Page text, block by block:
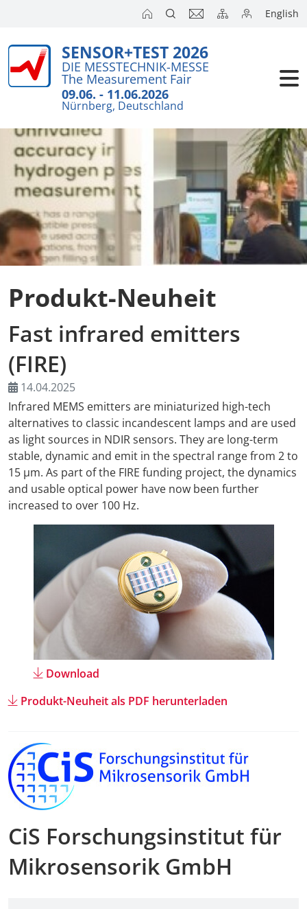
English
SENSOR+TEST 2026
DIE MESSTECHNIK-MESSE
The Measurement Fair
09.06. - 11.06.2026
Nürnberg, Deutschland
Produkt-Neuheit
Fast infrared emitters
(FIRE)
14.04.2025
Download
Infrared MEMS emitters are miniaturized high-tech
alternatives to classic incandescent lamps and are used
as light sources in NDIR sensors. They are long-term
stable, dynamic and emit in the spectral range from 2 to
15 µm. As part of the FIRE funding project, the dynamics
and usable optical power have now been further
increased to over 100 Hz.
Produkt-Neuheit als PDF herunterladen
CiS Forschungsinstitut für
Mikrosensorik GmbH
SENSOR
SENSOR
Aussteller
Kongresse
Träger
Download-
Rückblick
Anreise +
Besucher
Presse